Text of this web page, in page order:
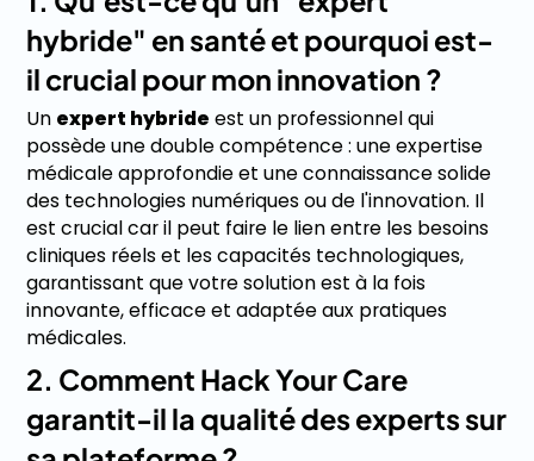
hybride" en santé et pourquoi est-
il crucial pour mon innovation ?
Un expert hybride est un professionnel qui
possède une double compétence : une expertise
médicale approfondie et une connaissance solide
des technologies numériques ou de l'innovation. Il
est crucial car il peut faire le lien entre les besoins
cliniques réels et les capacités technologiques,
garantissant que votre solution est à la fois
innovante, efficace et adaptée aux pratiques
médicales.
2. Comment Hack Your Care
garantit-il la qualité des experts sur